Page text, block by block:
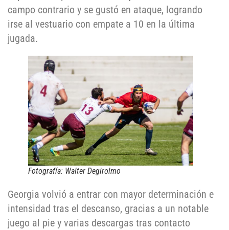
campo contrario y se gustó en ataque, logrando
irse al vestuario con empate a 10 en la última
jugada.
Fotografía: Walter Degirolmo
Georgia volvió a entrar con mayor determinación e
intensidad tras el descanso, gracias a un notable
juego al pie y varias descargas tras contacto